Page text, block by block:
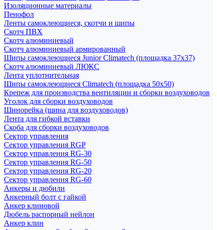
Изоляционные материалы
Пенофол
Ленты самоклеющиеся, скотчи и шипы
Скотч ПВХ
Скотч алюминиевый
Скотч алюминиевый армированный
Шипы самоклеющиеся Junior Climatech (площадка 37х37)
Скотч алюминиевый ЛЮКС
Лента уплотнительная
Шипы самоклеющиеся Climatech (площадка 50х50)
Крепеж для производства вентиляции и сборки воздуховодов
Уголок для сборки воздуховодов
Шинорейка (шина для воздуховодов)
Лента для гибкой вставки
Скоба для сборки воздуховодов
Сектор управления
Сектор управления RGP
Сектор управления RG-30
Сектор управления RG-50
Сектор управления RG-20
Сектор управления RG-60
Анкеры и дюбили
Анкерный болт с гайкой
Анкер клиновой
Дюбель распорный нейлон
Анкер клин